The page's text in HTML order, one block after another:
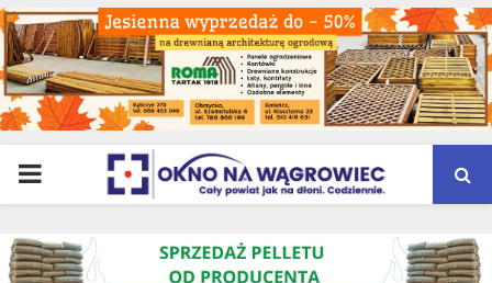
PRIMARY
MENU